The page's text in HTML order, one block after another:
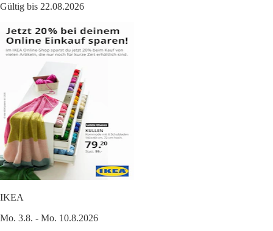
Gültig bis 22.08.2026
IKEA
Mo. 3.8. - Mo. 10.8.2026